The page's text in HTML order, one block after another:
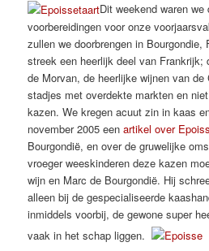
Dit weekend waren
voorbereidingen voor onze
zullen we doorbrengen in
streek een heerlijk deel van Frankrijk;
de Morvan, de heerlijke wijnen van de
stadjes met overdekte markten en
kazen. We kregen acuut zin in kaas
november 2005 eenartikel over
Bourgondië, en over de gruwelijke
vroeger weeskinderen deze kazen
wijn en Marc de Bourgondië. Hij
alleen bij de gespecialiseerde
inmiddels voorbij, de gewone super
vaak in het schap liggen.